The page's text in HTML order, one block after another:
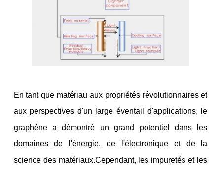
En tant que matériau aux propriétés révolutionnaires et
aux perspectives d'un large éventail d'applications, le
graphène a démontré un grand potentiel dans les
domaines de l'énergie, de l'électronique et de la
science des matériaux.Cependant, les impuretés et les